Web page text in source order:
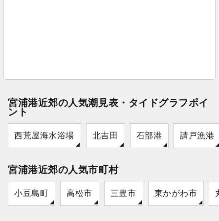
宮浦港近郊の人気潮見表・タイドグラフポイ
ント
西荒屋海水浴場 北吉田 石部港 請戸漁港
宮浦港近郊の人気市町村
小豆島町 高松市 三豊市 東かがわ市